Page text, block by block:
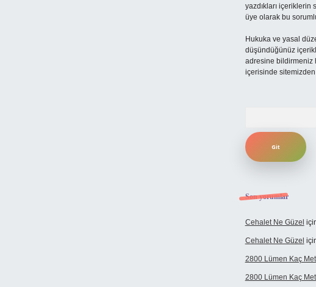
yazdıkları içeriklerin
üye olarak bu
Hukuka ve yasal
düşündüğünüz
adresine bildirmeniz
içerisinde sitemizden
Son yorumlar
Cehalet Ne Güzel
Cehalet Ne Güzel
2800 Lümen Kaç
2800 Lümen Kaç